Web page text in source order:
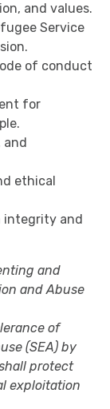
and values.
Service
of conduct
for
and
ethical
integrity and
and
and Abuse
of
(SEA) by
protect
exploitation